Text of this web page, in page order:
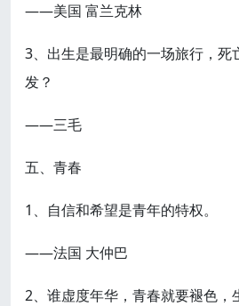
——美国 富兰克林
3、出生是最明确的一场旅行，死
发？
——三毛
五、青春
1、自信和希望是青年的特权。
——法国 大仲巴
2、谁虚度年华，青春就要褪色，